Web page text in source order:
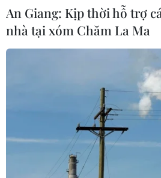
Các phi công cất cánh từ bản du
Thâu Chải (xã Hồ Thầu, huyện
cao hơn 1.400m so với mực nước
sân vận động thị trấn huyện Tam
An Giang: Kịp thời hỗ trợ
nhà tại xóm Chăm La Ma